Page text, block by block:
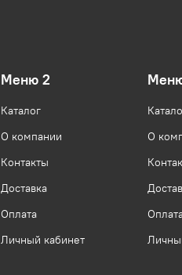
Меню 2
Каталог
О компании
Контакты
Доставка
Оплата
Личный кабинет
О